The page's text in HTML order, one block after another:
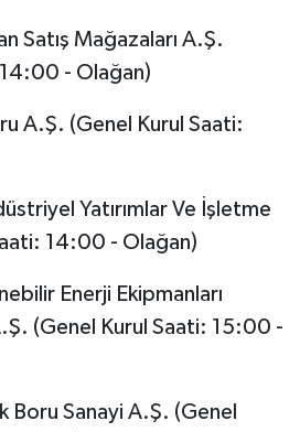
Satış Mağazaları A.Ş.
- Olağan)
A.Ş. (Genel Kurul Saati:
Yatırımlar Ve İşletme
14:00 - Olağan)
Enerji Ekipmanları
(Genel Kurul Saati: 15:00 -
Boru Sanayi A.Ş. (Genel